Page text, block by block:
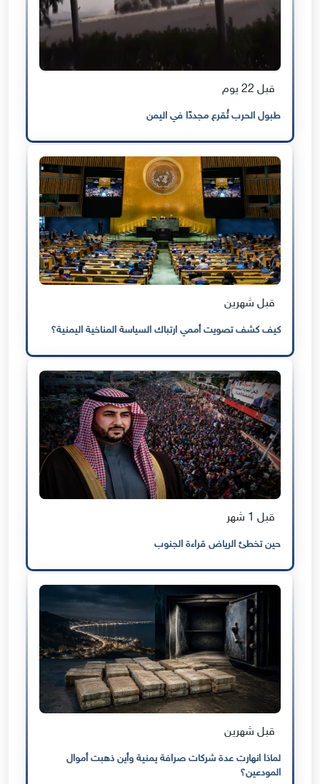
قبل 22 يوم
طبول الحرب تُقرع مجددًا في اليمن
قبل شهرين
كيف كشف تصويت أممي ارتباك السياسة المناخية اليمنية؟
قبل 1 شهر
حين تخطئ الرياض قراءة الجنوب
قبل شهرين
لماذا انهارت عدة شركات صرافة يمنية وأين ذهبت أموال
المودعين؟